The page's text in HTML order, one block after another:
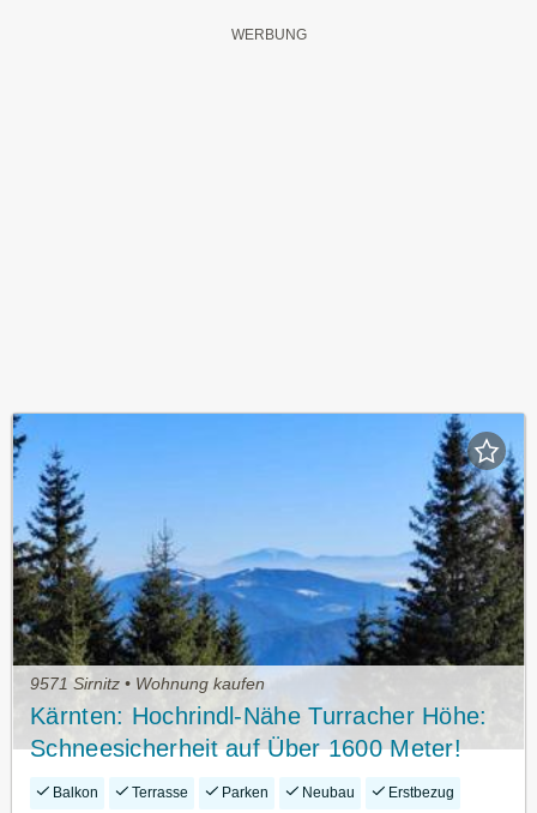
9571 Sirnitz • Wohnung kaufen
Kärnten: Hochrindl-Nähe Turracher Höhe:
Schneesicherheit auf Über 1600 Meter!
Zweitwohnsitz! Erstbezug! Honorarfrei Für
Balkon Terrasse Parken Neubau Erstbezug